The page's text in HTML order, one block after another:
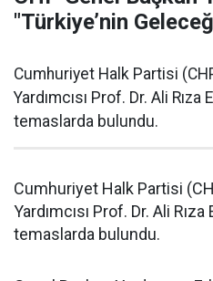
"Türkiye’nin
Cumhuriyet Halk Partisi
Yardımcısı Prof. Dr. Ali
temaslarda bulundu.
Cumhuriyet Halk Partisi
Yardımcısı Prof. Dr. Ali
temaslarda bulundu.